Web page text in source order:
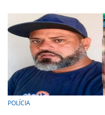
POLÍCIA